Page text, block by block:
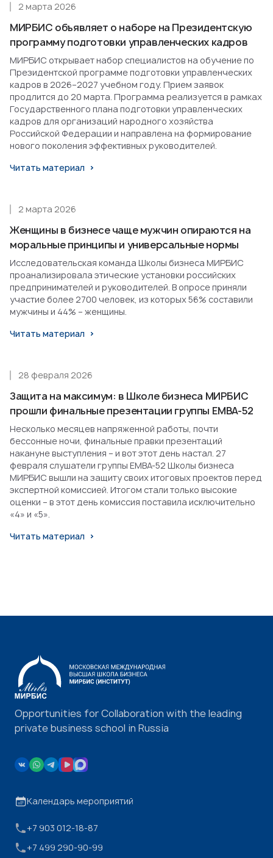
МИРБИС объявляет о наборе на Президентскую
программу подготовки управленческих кадров
2 марта 2026
МИРБИС открывает набор специалистов на обучение по
Президентской программе подготовки управленческих
кадров в 2026–2027 учебном году. Прием заявок
продлится до 20 марта. Программа реализуется в рамках
Государственного плана подготовки управленческих
кадров для организаций народного хозяйства
Российской Федерации и направлена на формирование
нового поколения эффективных руководителей.
Читать материал
Женщины в бизнесе чаще мужчин опираются на
моральные принципы и универсальные нормы
2 марта 2026
Исследовательская команда Школы бизнеса МИРБИС
проанализировала этические установки российских
предпринимателей и руководителей. В опросе приняли
участие более 2700 человек, из которых 56% составили
мужчины и 44% – женщины.
Читать материал
Защита на максимум: в Школе бизнеса МИРБИС
прошли финальные презентации группы EMBA-52
28 февраля 2026
Несколько месяцев напряженной работы, почти
бессонные ночи, финальные правки презентаций
накануне выступления – и вот этот день настал. 27
февраля слушатели группы EMBA-52 Школы бизнеса
МИРБИС вышли на защиту своих итоговых проектов перед
экспертной комиссией. Итогом стали только высокие
оценки – в этот день комиссия поставила исключительно
«4» и «5».
Читать материал
Opportunities for Collaboration with the leading
private business school in Russia
Календарь мероприятий
+7 903 012-18-87
+7 499 290-90-99